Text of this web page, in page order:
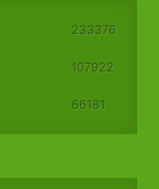
233376
107922
66181